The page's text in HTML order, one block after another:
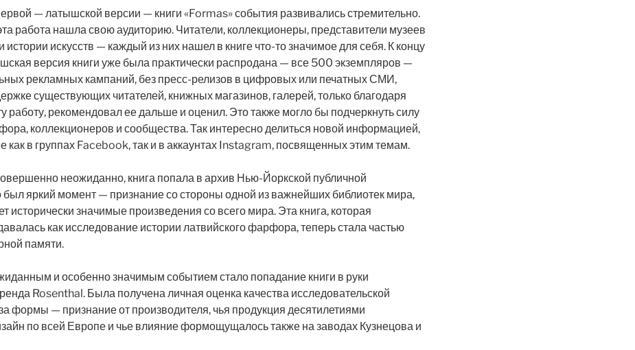
— латышской версии — книги «Formas» события развивались стремительно.
работа нашла свою аудиторию. Читатели, коллекционеры, представители музеев
истории искусств — каждый из них нашел в книге что-то значимое для себя. К концу
версия книги уже была практически распродана — все 500 экземпляров —
рекламных кампаний, без пресс-релизов в цифровых или печатных СМИ,
существующих читателей, книжных магазинов, галерей, только благодаря
работу, рекомендовал ее дальше и оценил. Это также могло бы подчеркнуть силу
коллекционеров и сообщества. Так интересно делиться новой информацией,
как в группах Facebook, так и в аккаунтах Instagram, посвященных этим темам.
неожиданно, книга попала в архив Нью-Йоркской публичной
был яркий момент — признание со стороны одной из важнейших библиотек мира,
исторически значимые произведения со всего мира. Эта книга, которая
как исследование истории латвийского фарфора, теперь стала частью
памяти.
и особенно значимым событием стало попадание книги в руки
Rosenthal. Была получена личная оценка качества исследовательской
формы — признание от производителя, чья продукция десятилетиями
по всей Европе и чье влияние формощущалось также на заводах Кузнецова и